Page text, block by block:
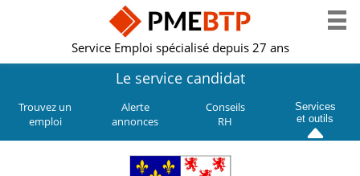
Service Emploi spécialisé depuis 27 ans
Le service candidat
Trouvez un
emploi
Alerte
annonces
Conseils
RH
Services
et outils